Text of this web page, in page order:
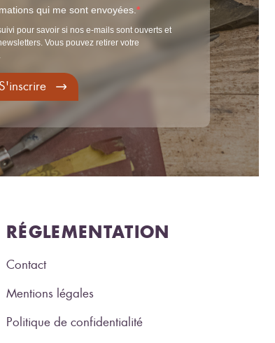
qui me sont envoyées.
pour savoir si nos e-mails sont ouverts et
Vous pouvez retirer votre
S'inscrire
RÉGLEMENTATION
Contact
Mentions légales
Politique de confidentialité